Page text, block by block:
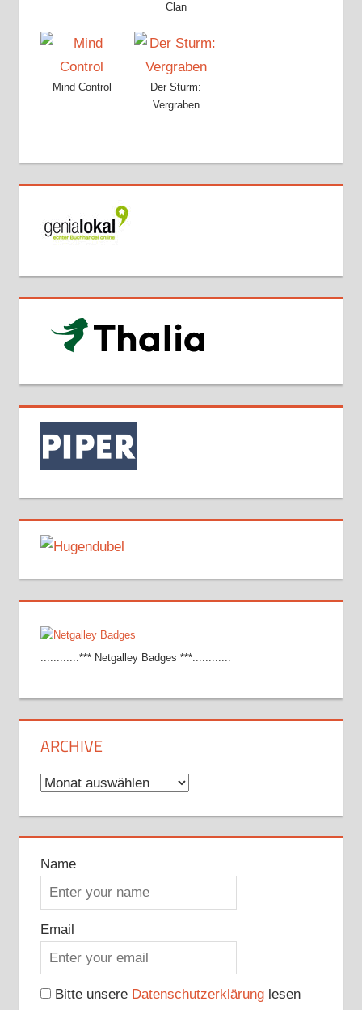
Clan
Mind Control
Der Sturm:
Vergraben
............*** Netgalley Badges ***............
ARCHIVE
Archive
Name
Email
Bitte unsere Datenschutzerklärunglesen